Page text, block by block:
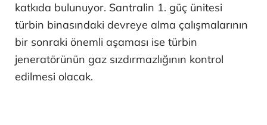
katkıda bulunuyor. Santralin 1. güç ünitesi
türbin binasındaki devreye alma çalışmalarının
bir sonraki önemli aşaması ise türbin
jeneratörünün gaz sızdırmazlığının kontrol
edilmesi olacak.